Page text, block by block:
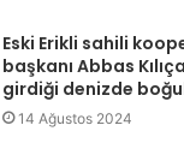
Eski Erikli sahili
başkanı Abbas
girdiği denizde
14 Ağustos 2024